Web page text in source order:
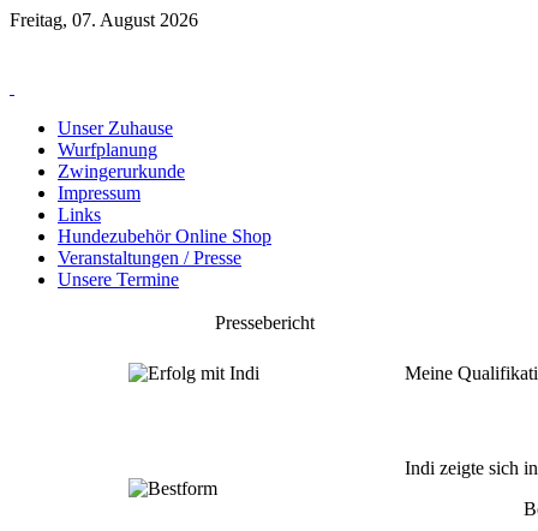
Freitag, 07. August 2026
Unser Zuhause
Wurfplanung
Zwingerurkunde
Impressum
Links
Hundezubehör Online Shop
Veranstaltungen / Presse
Unsere Termine
Pressebericht
Meine
Indi zeigte sich